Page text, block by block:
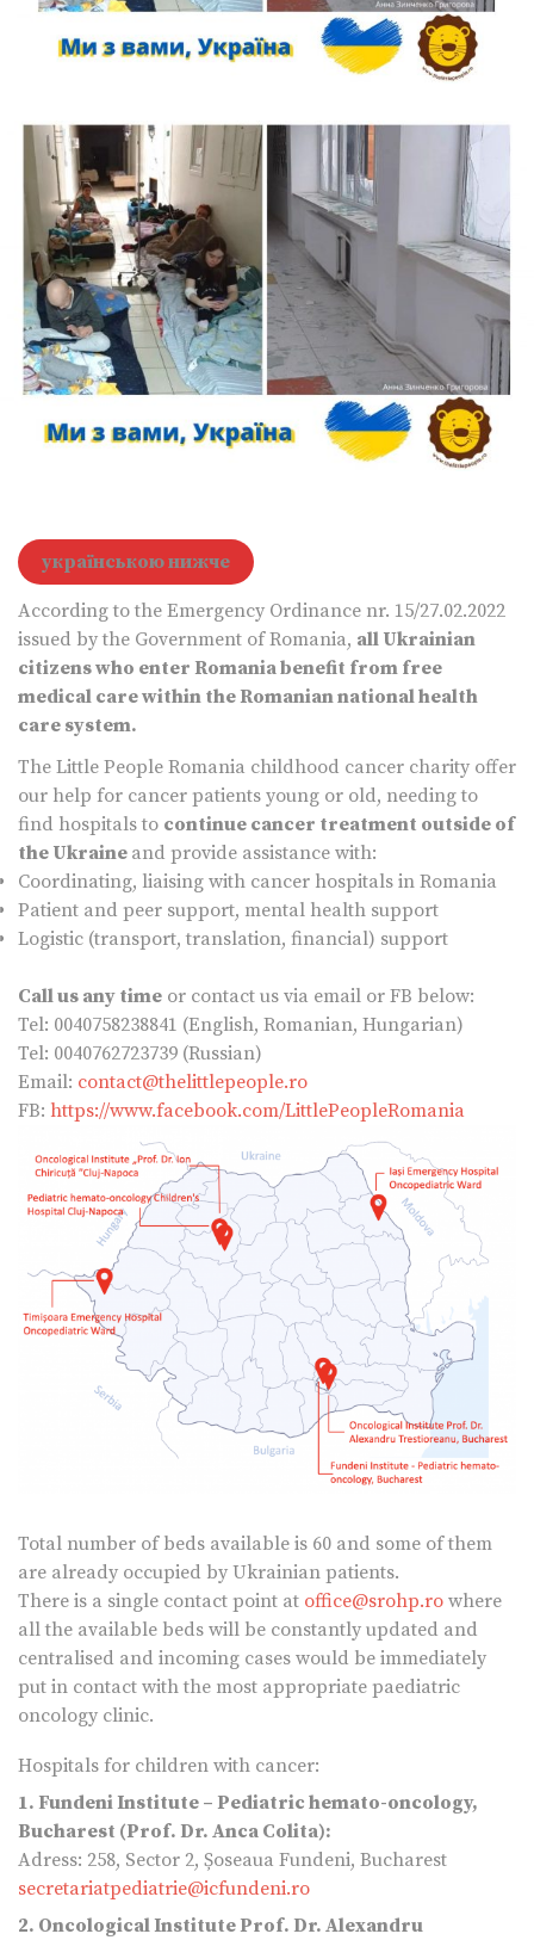
українською нижче
According to the Emergency Ordinance nr. 15/27.02.2022
issued by the Government of Romania, all Ukrainian
citizens who enter Romania benefit from free
medical care within the Romanian national health
care system.
The Little People Romania childhood cancer charity offer
our help for cancer patients young or old, needing to
find hospitals to continue cancer treatment outside of
the Ukraine and provide assistance with:
Coordinating, liaising with cancer hospitals in Romania
Patient and peer support, mental health support
Logistic (transport, translation, financial) support
Call us any time or contact us via email or FB below:
Tel: 0040758238841 (English, Romanian, Hungarian)
Tel: 0040762723739 (Russian)
Email: contact@thelittlepeople.ro
FB: https://www.facebook.com/LittlePeopleRomania
Total number of beds available is 60 and some of them
are already occupied by Ukrainian patients.
There is a single contact point at office@srohp.ro where
all the available beds will be constantly updated and
centralised and incoming cases would be immediately
put in contact with the most appropriate paediatric
oncology clinic.
Hospitals for children with cancer:
1. Fundeni Institute – Pediatric hemato-oncology,
Bucharest (Prof. Dr. Anca Colita):
Adress: 258, Sector 2, Șoseaua Fundeni, Bucharest
secretariatpediatrie@icfundeni.ro
2. Oncological Institute Prof. Dr. Alexandru